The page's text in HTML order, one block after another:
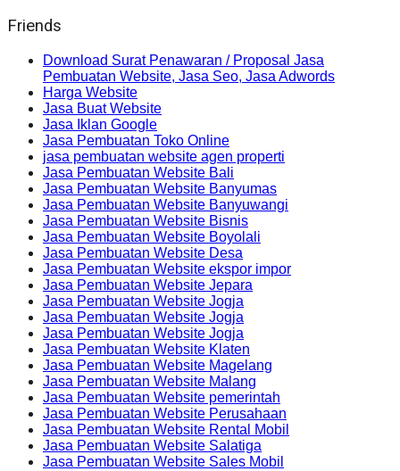
Friends
Download Surat Penawaran / Proposal Jasa
Pembuatan Website, Jasa Seo, Jasa Adwords
Harga Website
Jasa Buat Website
Jasa Iklan Google
Jasa Pembuatan Toko Online
jasa pembuatan website agen properti
Jasa Pembuatan Website Bali
Jasa Pembuatan Website Banyumas
Jasa Pembuatan Website Banyuwangi
Jasa Pembuatan Website Bisnis
Jasa Pembuatan Website Boyolali
Jasa Pembuatan Website Desa
Jasa Pembuatan Website ekspor impor
Jasa Pembuatan Website Jepara
Jasa Pembuatan Website Jogja
Jasa Pembuatan Website Jogja
Jasa Pembuatan Website Jogja
Jasa Pembuatan Website Klaten
Jasa Pembuatan Website Magelang
Jasa Pembuatan Website Malang
Jasa Pembuatan Website pemerintah
Jasa Pembuatan Website Perusahaan
Jasa Pembuatan Website Rental Mobil
Jasa Pembuatan Website Salatiga
Jasa Pembuatan Website Sales Mobil